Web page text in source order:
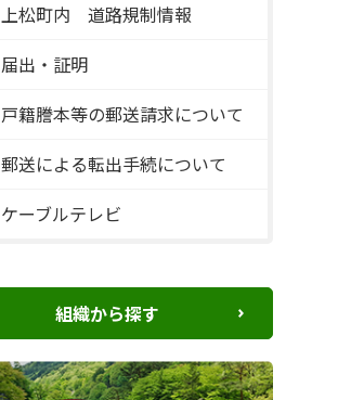
上松町内 道路規制情報
届出・証明
戸籍謄本等の郵送請求について
郵送による転出手続について
ケーブルテレビ
組織から探す